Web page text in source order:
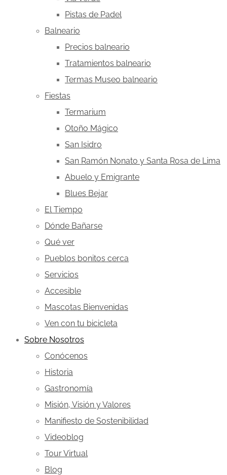
Pistas de Padel
Balneario
Precios balneario
Tratamientos balneario
Termas Museo balneario
Fiestas
Termarium
Otoño Mágico
San Isidro
San Ramón Nonato y Santa Rosa de Lima
Abuelo y Emigrante
Blues Bejar
El Tiempo
Dónde Bañarse
Qué ver
Pueblos bonitos cerca
Servicios
Accesible
Mascotas Bienvenidas
Ven con tu bicicleta
Sobre Nosotros
Conócenos
Historia
Gastronomía
Misión, Visión y Valores
Manifiesto de Sostenibilidad
Videoblog
Tour Virtual
Blog